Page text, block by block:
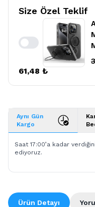
Size Özel Teklif
Enable notifications
61,48 ₺
Aynı Gün
Kargo
Saat 17:00’a kadar
ediyoruz.
Ürün Detayı